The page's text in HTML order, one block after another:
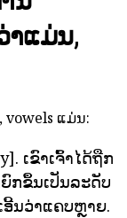
າແມ່ນ,
vowels ແມ່ນ:
ເຂົາເຈົ້າໄດ້ຖືກ
ກຂຶ້ນເປັນລະດັບ
ອີ້ນວ່າແຄບຫຼາຍ.